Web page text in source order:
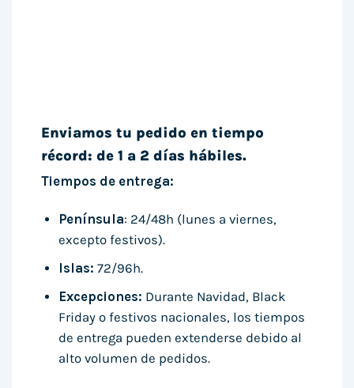
Enviamos tu pedido en tiempo
récord: de 1 a 2 días hábiles.
Tiempos de entrega:
Península: 24/48h (lunes a viernes,
excepto festivos).
Islas: 72/96h.
Excepciones: Durante Navidad, Black
Friday o festivos nacionales, los tiempos
de entrega pueden extenderse debido al
alto volumen de pedidos.